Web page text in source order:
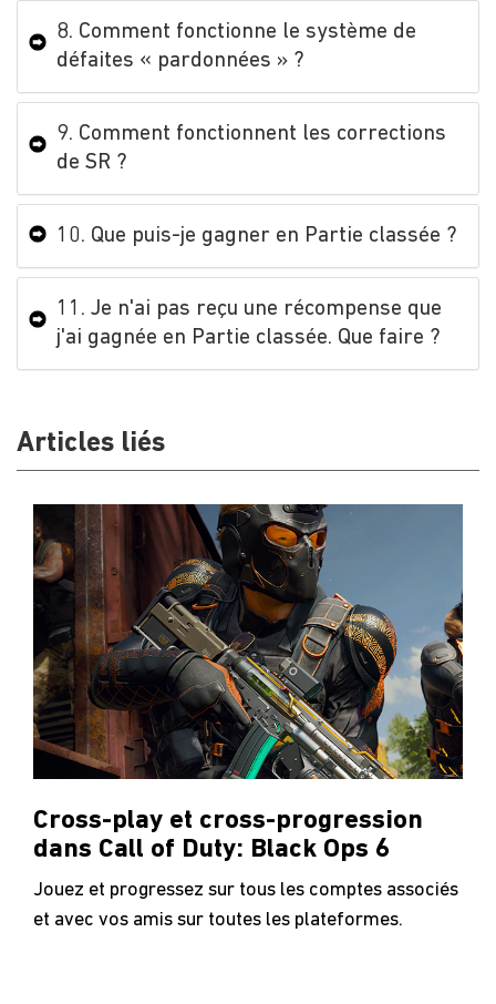
8. Comment fonctionne le système de
défaites « pardonnées » ?
9. Comment fonctionnent les corrections
de SR ?
10. Que puis-je gagner en Partie classée ?
11. Je n'ai pas reçu une récompense que
j'ai gagnée en Partie classée. Que faire ?
Articles liés
Cross-play et cross-progression
dans Call of Duty: Black Ops 6
Jouez et progressez sur tous les comptes associés
et avec vos amis sur toutes les plateformes.